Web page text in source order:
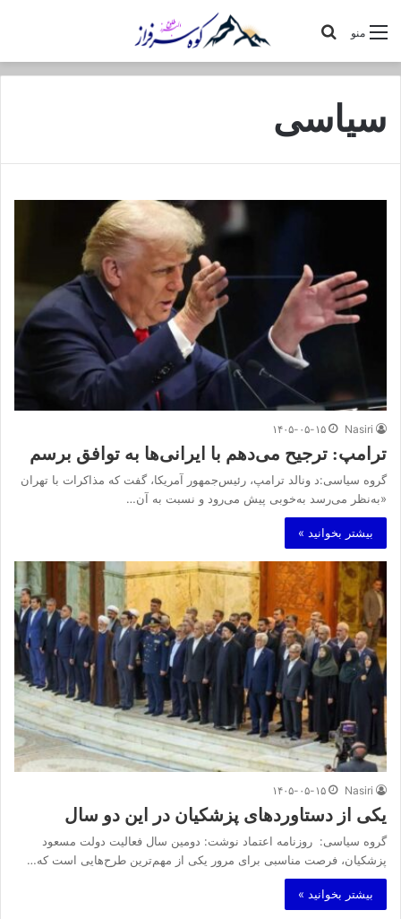
منو
سیاسی
Nasiri ۱۴۰۵-۰۵-۱۵
ترامپ: ترجیح می‌دهم با ایرانی‌‌ها به توافق برسم
گروه سیاسی:د ونالد ترامپ، رئیس‌جمهور آمریکا، گفت که مذاکرات با تهران
«به‌نظر می‌رسد به‌خوبی پیش می‌رود و نسبت به آن…
بیشتر بخوانید »
Nasiri ۱۴۰۵-۰۵-۱۵
یکی از دستاوردهای پزشکیان در این دو سال
گروه سیاسی: روزنامه اعتماد نوشت: دومین سال فعالیت دولت مسعود
پزشکیان، فرصت مناسبی برای مرور یکی از مهم‌ترین طرح‌هایی است که…
بیشتر بخوانید »